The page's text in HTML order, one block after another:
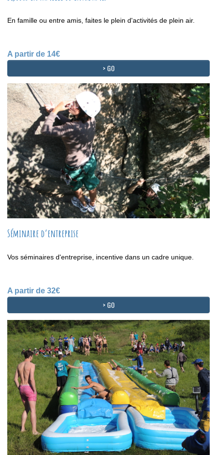
En famille ou entre amis, faites le plein d'activités de plein air.
A partir de 14€
> GO
Séminaire d’entreprise
Vos séminaires d'entreprise, incentive dans un cadre unique.
A partir de 32€
> GO